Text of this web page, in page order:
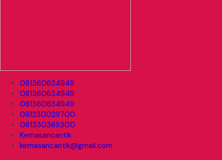
081360634949
081360634949
081360634949
081230029700
081330369300
Kemasancantik
kemasancantik@gmail.com